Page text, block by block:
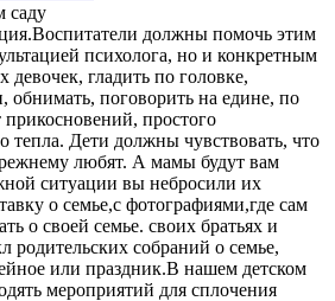
саду
должны помочь этим
психолога, но и конкретным
девочек, гладить по головке,
обнимать, поговорить на едине, по
прикосновений, простого
тепла. Дети должны чувствовать, что
любят. А мамы будут вам
ситуации вы небросили их
о семье,с фотографиями,где сам
о своей семье. своих братьях и
родительских собраний о семье,
или праздник.В нашем детском
мероприятий для сплочения